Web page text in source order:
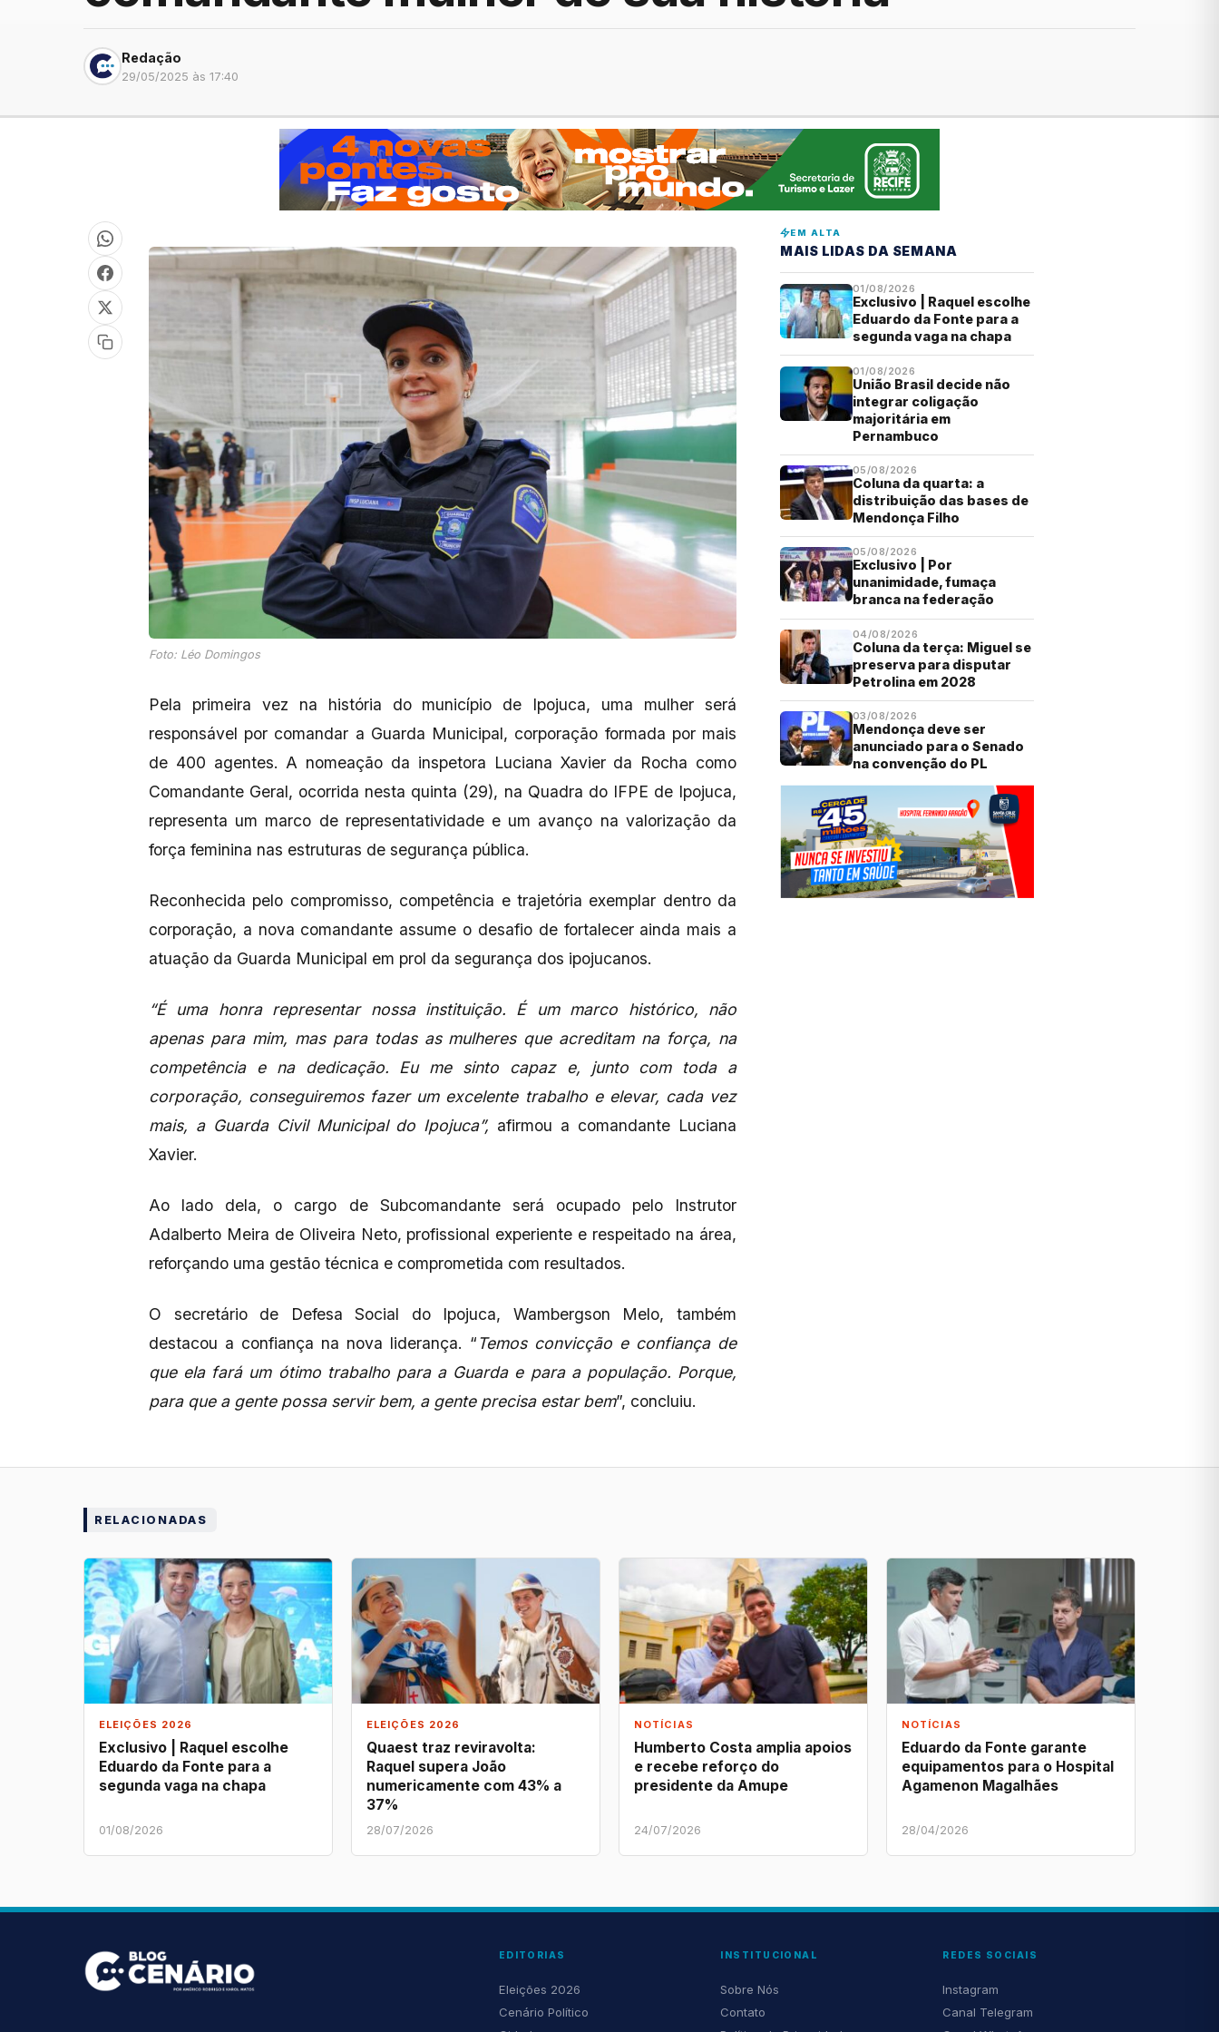
Redação
29/05/2025 às 17:40
Foto: Léo Domingos
Pela primeira vez na história do município de Ipojuca, uma mulher será
responsável por comandar a Guarda Municipal, corporação formada por mais
de 400 agentes. A nomeação da inspetora Luciana Xavier da Rocha como
Comandante Geral, ocorrida nesta quinta (29), na Quadra do IFPE de Ipojuca,
representa um marco de representatividade e um avanço na valorização da
força feminina nas estruturas de segurança pública.
Reconhecida pelo compromisso, competência e trajetória exemplar dentro da
corporação, a nova comandante assume o desafio de fortalecer ainda mais a
atuação da Guarda Municipal em prol da segurança dos ipojucanos.
“É uma honra representar nossa instituição. É um marco histórico, não
apenas para mim, mas para todas as mulheres que acreditam na força, na
competência e na dedicação. Eu me sinto capaz e, junto com toda a
corporação, conseguiremos fazer um excelente trabalho e elevar, cada vez
mais, a Guarda Civil Municipal do Ipojuca”, afirmou a comandante Luciana
Xavier.
Ao lado dela, o cargo de Subcomandante será ocupado pelo Instrutor
Adalberto Meira de Oliveira Neto, profissional experiente e respeitado na área,
reforçando uma gestão técnica e comprometida com resultados.
O secretário de Defesa Social do Ipojuca, Wambergson Melo, também
destacou a confiança na nova liderança. “Temos convicção e confiança de
que ela fará um ótimo trabalho para a Guarda e para a população. Porque,
para que a gente possa servir bem, a gente precisa estar bem”, concluiu.
EM ALTA
MAIS LIDAS DA SEMANA
01/08/2026
Exclusivo | Raquel escolhe
Eduardo da Fonte para a
segunda vaga na chapa
01/08/2026
União Brasil decide não
integrar coligação
majoritária em
Pernambuco
05/08/2026
Coluna da quarta: a
distribuição das bases de
Mendonça Filho
05/08/2026
Exclusivo | Por
unanimidade, fumaça
branca na federação
04/08/2026
Coluna da terça: Miguel se
preserva para disputar
Petrolina em 2028
03/08/2026
Mendonça deve ser
anunciado para o Senado
na convenção do PL
RELACIONADAS
ELEIÇÕES 2026
Exclusivo | Raquel escolhe
Eduardo da Fonte para a
segunda vaga na chapa
01/08/2026
ELEIÇÕES 2026
Quaest traz reviravolta:
Raquel supera João
numericamente com 43% a
37%
28/07/2026
NOTÍCIAS
Humberto Costa amplia apoios
e recebe reforço do
presidente da Amupe
24/07/2026
NOTÍCIAS
Eduardo da Fonte garante
equipamentos para o Hospital
Agamenon Magalhães
28/04/2026
EDITORIAS
Eleições 2026
Cenário Político
INSTITUCIONAL
Sobre Nós
Contato
REDES SOCIAIS
Instagram
Canal Telegram